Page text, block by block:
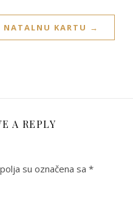
NATALNU KARTU →
A REPLY
su označena sa *